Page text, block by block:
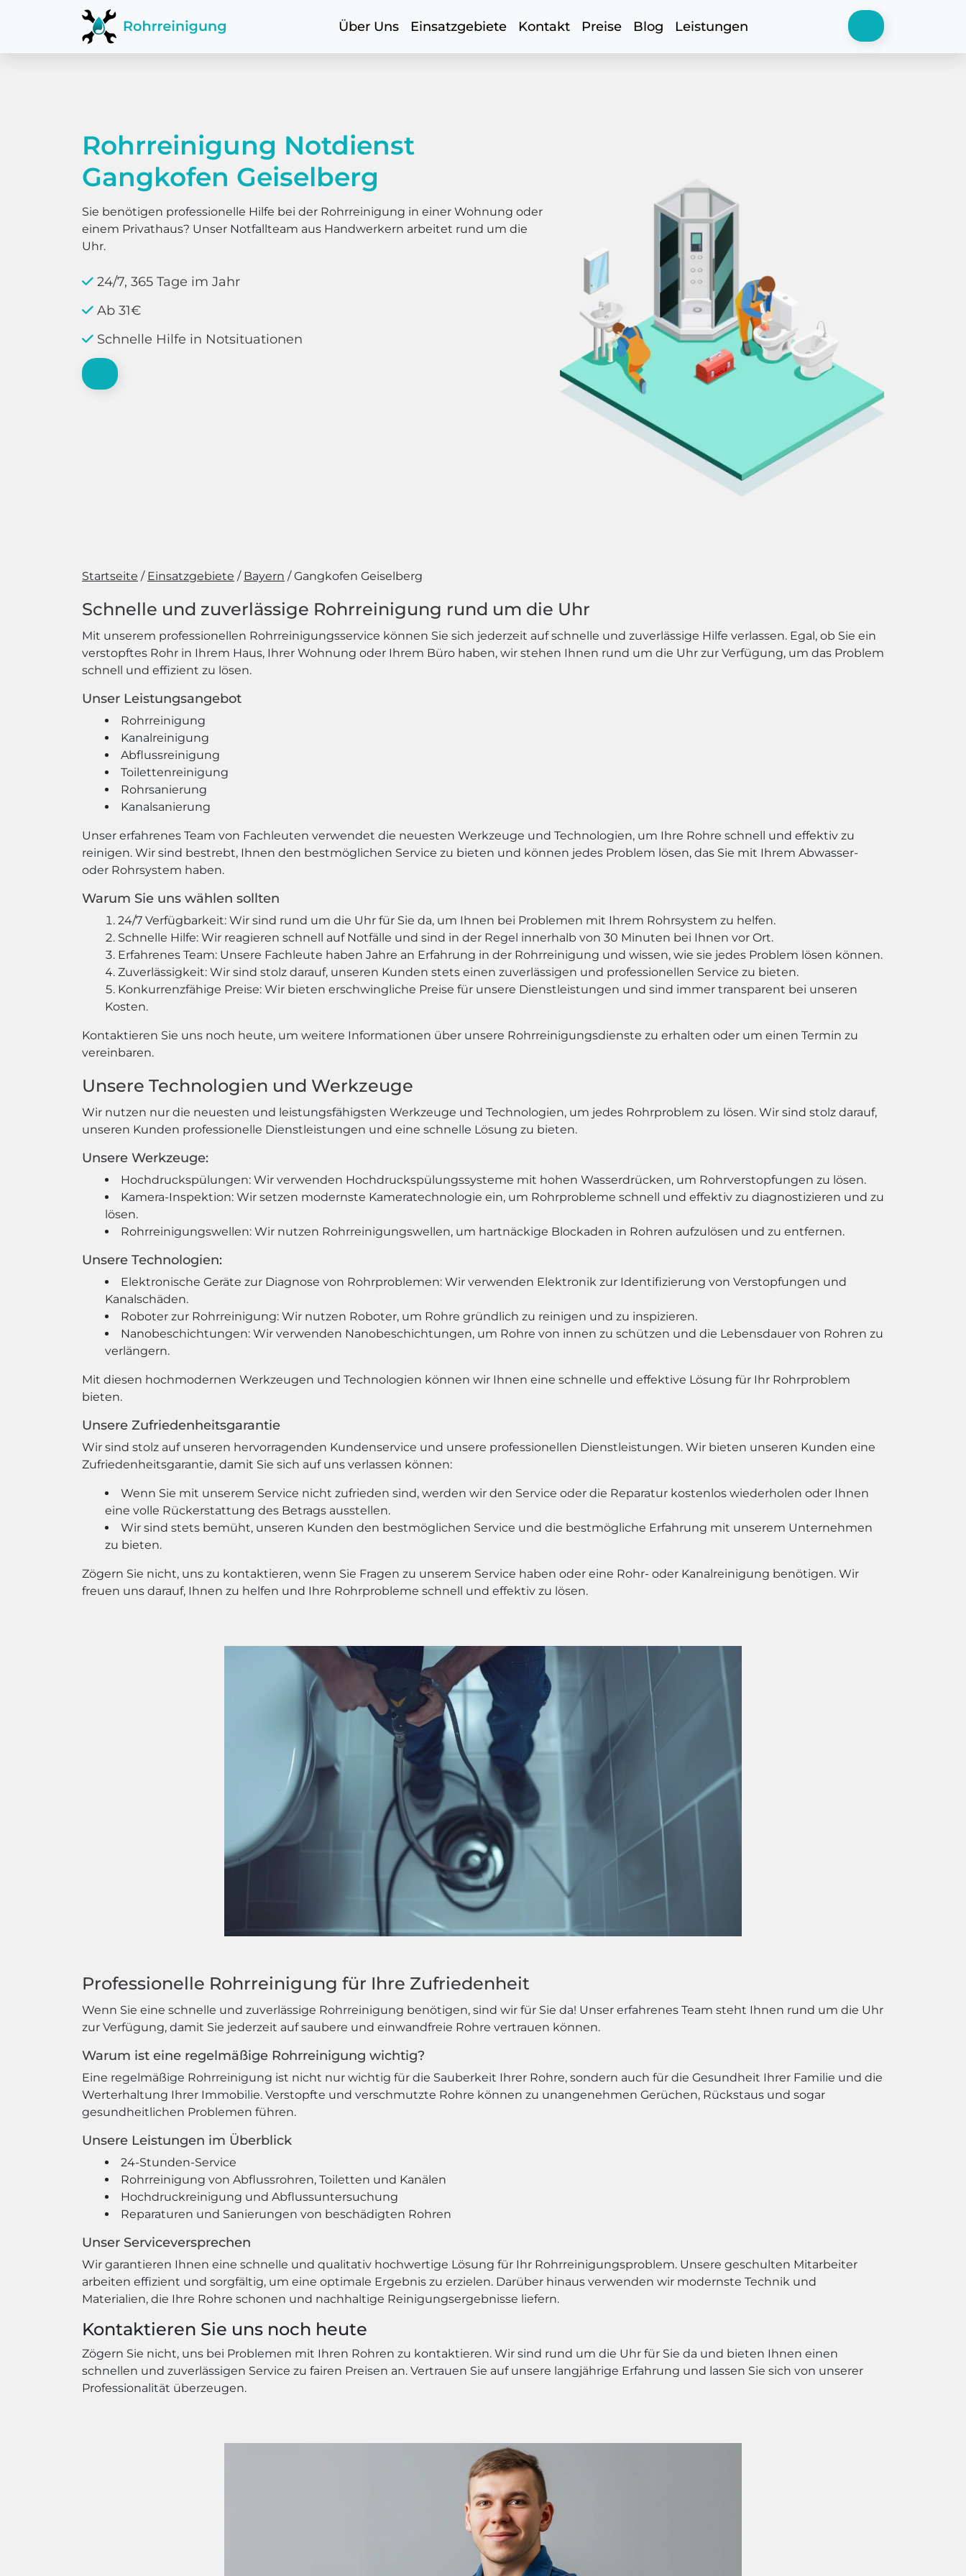
Über Uns Einsatzgebiete Kontakt Preise Blog Leistungen
Rohrreinigung Notdienst
Gangkofen Geiselberg
Sie benötigen professionelle Hilfe bei der Rohrreinigung in einer Wohnung oder
einem Privathaus? Unser Notfallteam aus Handwerkern arbeitet rund um die
Uhr.
24/7, 365 Tage im Jahr
Ab 31€
Schnelle Hilfe in Notsituationen
Startseite Einsatzgebiete Bayern Gangkofen Geiselberg
Schnelle und zuverlässige Rohrreinigung rund um die Uhr
Mit unserem professionellen Rohrreinigungsservice können Sie sich jederzeit auf schnelle und zuverlässige Hilfe verlassen. Egal, ob Sie ein
verstopftes Rohr in Ihrem Haus, Ihrer Wohnung oder Ihrem Büro haben, wir stehen Ihnen rund um die Uhr zur Verfügung, um das Problem
schnell und effizient zu lösen.
Unser Leistungsangebot
Rohrreinigung
Kanalreinigung
Abflussreinigung
Toilettenreinigung
Rohrsanierung
Kanalsanierung
Unser erfahrenes Team von Fachleuten verwendet die neuesten Werkzeuge und Technologien, um Ihre Rohre schnell und effektiv zu
reinigen. Wir sind bestrebt, Ihnen den bestmöglichen Service zu bieten und können jedes Problem lösen, das Sie mit Ihrem Abwasser-
oder Rohrsystem haben.
Warum Sie uns wählen sollten
24/7 Verfügbarkeit: Wir sind rund um die Uhr für Sie da, um Ihnen bei Problemen mit Ihrem Rohrsystem zu helfen.
Schnelle Hilfe: Wir reagieren schnell auf Notfälle und sind in der Regel innerhalb von 30 Minuten bei Ihnen vor Ort.
Erfahrenes Team: Unsere Fachleute haben Jahre an Erfahrung in der Rohrreinigung und wissen, wie sie jedes Problem lösen können.
Zuverlässigkeit: Wir sind stolz darauf, unseren Kunden stets einen zuverlässigen und professionellen Service zu bieten.
Konkurrenzfähige Preise: Wir bieten erschwingliche Preise für unsere Dienstleistungen und sind immer transparent bei unseren
Kosten.
Kontaktieren Sie uns noch heute, um weitere Informationen über unsere Rohrreinigungsdienste zu erhalten oder um einen Termin zu
vereinbaren.
Unsere Technologien und Werkzeuge
Wir nutzen nur die neuesten und leistungsfähigsten Werkzeuge und Technologien, um jedes Rohrproblem zu lösen. Wir sind stolz darauf,
unseren Kunden professionelle Dienstleistungen und eine schnelle Lösung zu bieten.
Unsere Werkzeuge:
Hochdruckspülungen: Wir verwenden Hochdruckspülungssysteme mit hohen Wasserdrücken, um Rohrverstopfungen zu lösen.
Kamera-Inspektion: Wir setzen modernste Kameratechnologie ein, um Rohrprobleme schnell und effektiv zu diagnostizieren und zu
lösen.
Rohrreinigungswellen: Wir nutzen Rohrreinigungswellen, um hartnäckige Blockaden in Rohren aufzulösen und zu entfernen.
Unsere Technologien:
Elektronische Geräte zur Diagnose von Rohrproblemen: Wir verwenden Elektronik zur Identifizierung von Verstopfungen und
Kanalschäden.
Roboter zur Rohrreinigung: Wir nutzen Roboter, um Rohre gründlich zu reinigen und zu inspizieren.
Nanobeschichtungen: Wir verwenden Nanobeschichtungen, um Rohre von innen zu schützen und die Lebensdauer von Rohren zu
verlängern.
Mit diesen hochmodernen Werkzeugen und Technologien können wir Ihnen eine schnelle und effektive Lösung für Ihr Rohrproblem
bieten.
Unsere Zufriedenheitsgarantie
Wir sind stolz auf unseren hervorragenden Kundenservice und unsere professionellen Dienstleistungen. Wir bieten unseren Kunden eine
Zufriedenheitsgarantie, damit Sie sich auf uns verlassen können:
Wenn Sie mit unserem Service nicht zufrieden sind, werden wir den Service oder die Reparatur kostenlos wiederholen oder Ihnen
eine volle Rückerstattung des Betrags ausstellen.
Wir sind stets bemüht, unseren Kunden den bestmöglichen Service und die bestmögliche Erfahrung mit unserem Unternehmen
zu bieten.
Zögern Sie nicht, uns zu kontaktieren, wenn Sie Fragen zu unserem Service haben oder eine Rohr- oder Kanalreinigung benötigen. Wir
freuen uns darauf, Ihnen zu helfen und Ihre Rohrprobleme schnell und effektiv zu lösen.
Professionelle Rohrreinigung für Ihre Zufriedenheit
Wenn Sie eine schnelle und zuverlässige Rohrreinigung benötigen, sind wir für Sie da! Unser erfahrenes Team steht Ihnen rund um die Uhr
zur Verfügung, damit Sie jederzeit auf saubere und einwandfreie Rohre vertrauen können.
Warum ist eine regelmäßige Rohrreinigung wichtig?
Eine regelmäßige Rohrreinigung ist nicht nur wichtig für die Sauberkeit Ihrer Rohre, sondern auch für die Gesundheit Ihrer Familie und die
Werterhaltung Ihrer Immobilie. Verstopfte und verschmutzte Rohre können zu unangenehmen Gerüchen, Rückstaus und sogar
gesundheitlichen Problemen führen.
Unsere Leistungen im Überblick
24-Stunden-Service
Rohrreinigung von Abflussrohren, Toiletten und Kanälen
Hochdruckreinigung und Abflussuntersuchung
Reparaturen und Sanierungen von beschädigten Rohren
Unser Serviceversprechen
Wir garantieren Ihnen eine schnelle und qualitativ hochwertige Lösung für Ihr Rohrreinigungsproblem. Unsere geschulten Mitarbeiter
arbeiten effizient und sorgfältig, um eine optimale Ergebnis zu erzielen. Darüber hinaus verwenden wir modernste Technik und
Materialien, die Ihre Rohre schonen und nachhaltige Reinigungsergebnisse liefern.
Kontaktieren Sie uns noch heute
Zögern Sie nicht, uns bei Problemen mit Ihren Rohren zu kontaktieren. Wir sind rund um die Uhr für Sie da und bieten Ihnen einen
schnellen und zuverlässigen Service zu fairen Preisen an. Vertrauen Sie auf unsere langjährige Erfahrung und lassen Sie sich von unserer
Professionalität überzeugen.